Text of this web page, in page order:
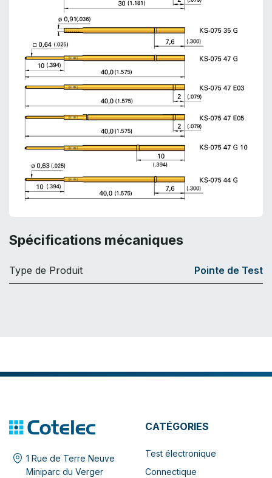
Spécifications mécaniques
Type de Produit Pointe de Test
1 Rue de Terre Neuve
Miniparc du Verger
CATÉGORIES
Test électronique
Connectique